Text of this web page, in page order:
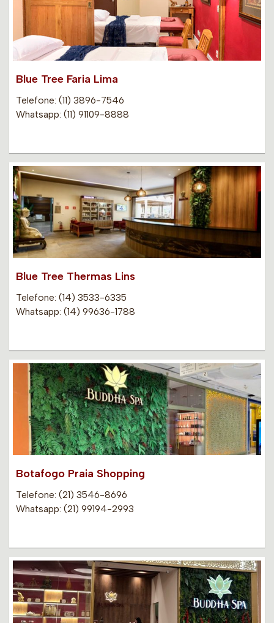
Blue Tree Faria Lima
Telefone: (11) 3896-7546
Whatsapp: (11) 91109-8888
Blue Tree Thermas Lins
Telefone: (14) 3533-6335
Whatsapp: (14) 99636-1788
Botafogo Praia Shopping
Telefone: (21) 3546-8696
Whatsapp: (21) 99194-2993